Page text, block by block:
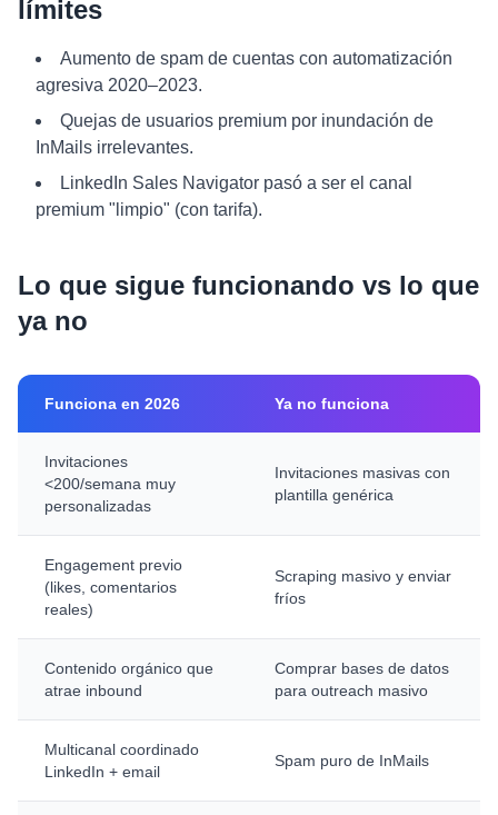
límites
Aumento de spam de cuentas con automatización
agresiva 2020–2023.
Quejas de usuarios premium por inundación de
InMails irrelevantes.
LinkedIn Sales Navigator pasó a ser el canal
premium "limpio" (con tarifa).
Lo que sigue funcionando vs lo que
ya no
Funciona en 2026 Ya no funciona
Invitaciones
<200/semana muy
personalizadas
Invitaciones masivas con
plantilla genérica
Engagement previo
(likes, comentarios
reales)
Scraping masivo y enviar
fríos
Contenido orgánico que
atrae inbound
Comprar bases de datos
para outreach masivo
Multicanal coordinado
LinkedIn + email
Spam puro de InMails